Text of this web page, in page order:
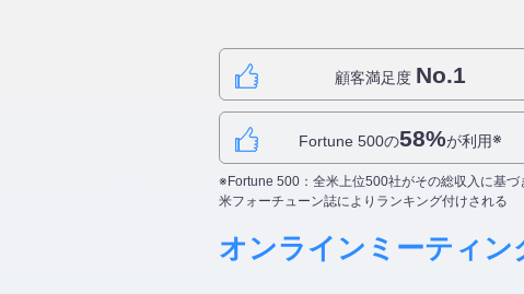
顧客満足度 No.1
Fortune 500の58%が利用※
※Fortune 500：全米上位500社がその総収入に基づ
米フォーチューン誌によりランキング付けされる
オンラインミーティン